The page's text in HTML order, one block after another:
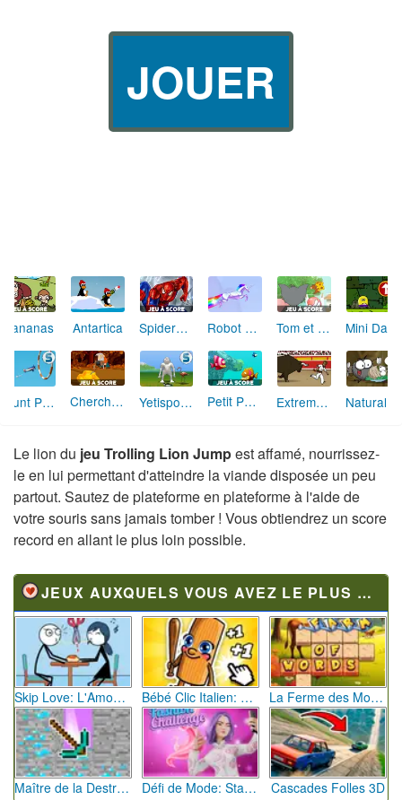
JOUER
Gyroball Dillo Hills Mission Noisette Bimmin Cave Panik Pêche aux Poissons-Clowns
Amazing Sheriff Duck Tub Battle Bee-Do Minion Cours l'oiseau Jack Haricot Hyper Tunnel
Le lion du jeu Trolling Lion Jumpest affamé, nourrissez-
le en lui permettant d'atteindre la viande disposée un peu
partout. Sautez de plateforme en plateforme à l'aide de
votre souris sans jamais tomber ! Vous obtiendrez un score
record en allant le plus loin possible.
JEUX AUXQUELS VOUS AVEZ LE PLUS JOUÉ
Skip Love: L'Amour en Péril Bébé Clic Italien: La Folie des Petits Bambins La Ferme des Mots - Cultivez votre Vocabulaire
Maître de la Destruction: Fusion de Pioches Défi de Mode: Star du Podium Cascades Folles 3D